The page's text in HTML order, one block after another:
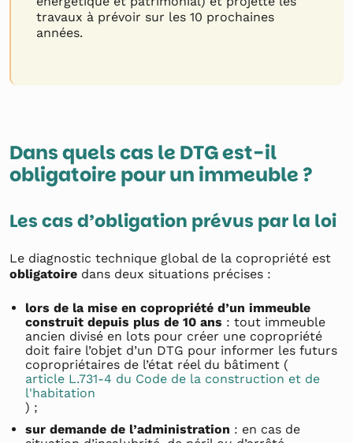
travaux à prévoir sur les 10 prochaines
années.
Dans quels cas le DTG est-il
obligatoire pour un immeuble ?
Les cas d’obligation prévus par la loi
Le diagnostic technique global de la copropriété est
obligatoire dans deux situations précises :
lors de la mise en copropriété d’un immeuble
construit depuis plus de 10 ans : tout immeuble
ancien divisé en lots pour créer une copropriété
doit faire l’objet d’un DTG pour informer les futurs
copropriétaires de l’état réel du bâtiment (
article L.731-4 du Code de la construction et de
l'habitation
) ;
sur demande de l’administration : en cas de